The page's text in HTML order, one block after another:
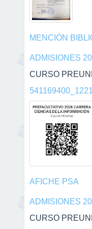
MENCIÓN
ADMISIONES
CURSO
AFICHE PSA
ADMISIONES
CURSO